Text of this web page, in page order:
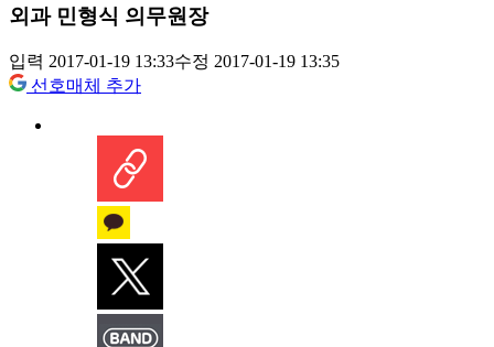
외과 민형식 의무원장
입력 2017-01-19 13:33수정 2017-01-19 13:35
선호매체 추가